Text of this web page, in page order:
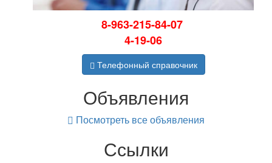
8-963-215-84-07
4-19-06
Телефонный справочник
Объявления
Посмотреть все объявления
Ссылки